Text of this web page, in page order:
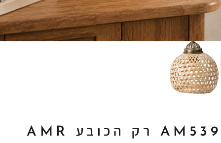
AM539 רק הכובע AMR